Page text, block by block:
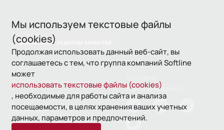
Мы используем текстовые файлы
(cookies)
Продолжая использовать данный веб-сайт, вы
соглашаетесь с тем, что группа компаний Softline
может
использовать текстовые файлы (cookies)
, необходимые для работы сайта и анализа
посещаемости, в целях хранения ваших учетных
данных, параметров и предпочтений.
Связаться с отделом качества
© 1993—2026 Softline
использования
Политика
конфиденциальности